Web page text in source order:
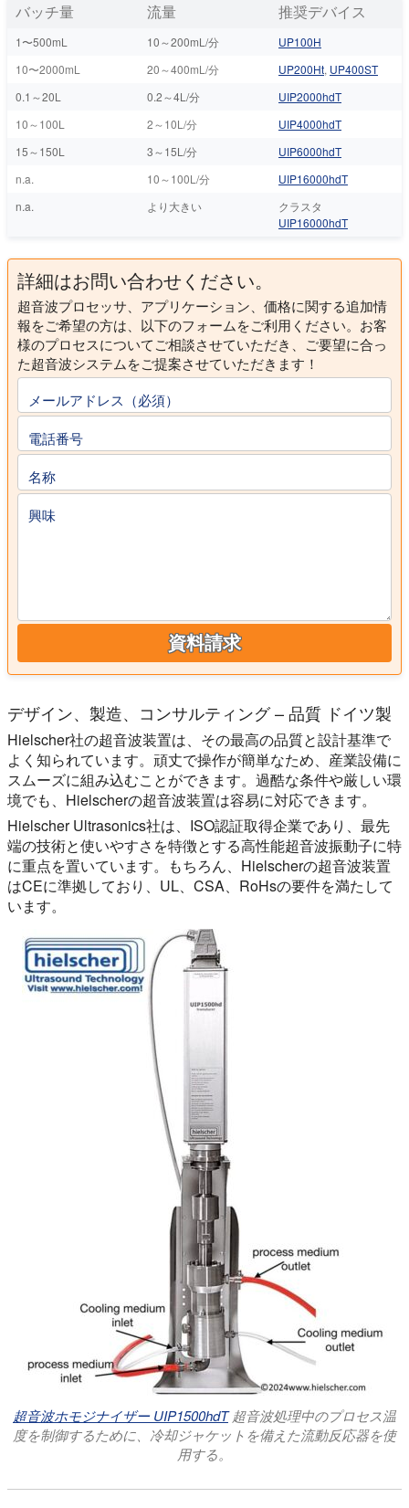
バッチ量 流量 推奨デバイス
1〜500mL 10～200mL/分
UP100H
10〜2000mL
20～400mL/分 UP200Ht, UP400ST
0.1～20L
0.2～4L/分
UIP2000hdT
10～100L
2～10L/分
UIP4000hdT
15～150L
3～15L/分
UIP6000hdT
n.a.
10～100L/分
UIP16000hdT
n.a.
より大きい
クラスタ
UIP16000hdT
詳細はお問い合わせください。
超音波プロセッサ、アプリケーション、価格に関する追加情
報をご希望の方は、以下のフォームをご利用ください。お客
様のプロセスについてご相談させていただき、ご要望に合っ
た超音波システムをご提案させていただきます！
メールアドレス（必須）
電話番号
名称
興味
資料請求
デザイン、製造、コンサルティング – 品質 ドイツ製
Hielscher社の超音波装置は、その最高の品質と設計基準で
よく知られています。頑丈で操作が簡単なため、産業設備に
スムーズに組み込むことができます。過酷な条件や厳しい環
境でも、Hielscherの超音波装置は容易に対応できます。
Hielscher Ultrasonics社は、ISO認証取得企業であり、最先
端の技術と使いやすさを特徴とする高性能超音波振動子に特
に重点を置いています。もちろん、Hielscherの超音波装置
はCEに準拠しており、UL、CSA、RoHsの要件を満たして
います。
超音波ホモジナイザー UIP1500hdT超音波処理中のプロセス温
度を制御するために、冷却ジャケットを備えた流動反応器を使
用する。